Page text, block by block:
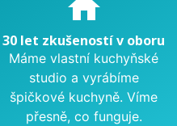
30 let zkušeností v oboru
Máme vlastní kuchyňské
studio a vyrábíme
špičkové kuchyně. Víme
přesně, co funguje.